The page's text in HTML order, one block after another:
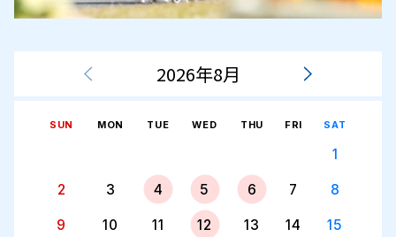
2026年8月
SUN MON TUE WED THU FRI SAT
1
2 3 4 5 6 7 8
9 10 11 12 13 14 15